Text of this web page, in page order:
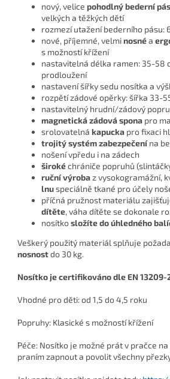
nový, velice pohodlný bederní pás
velkých a těžkých dětí
rozmezí utažení bederního pásu:
nové, příjemné, velminosnéa
s možností křížení
nastavitelná délka ramen: 35-58
prodloužení
nastavení šířky sedu nosítka a
rozpětí zádové opěrky: šířka 33-
nastavitelný hrudní/zádový
magnetická zádová spona pro
srolovatelná kapucka pro fixaci
trojitý systém zabezpečení na
nošení vpředu i na zádech
širokéchrániče popruhů
ruční výrobaz vysokogramážní,
lnuspeciálně tkané pro účely
příčná pružnost materiálu
dítěte, váha dítěte se dokonale
nosítkosložíte do úhledného
Veškerý použitý materiál splňuje
nosnostdo 30 kg.
Nosítko je certifikováno dle EN 13209-
Vhodné pro děti: od 1,5 do 4,5 roku
Popruhy: Klasické s možností křížení
Péče: Nosítko je možné prát v pračce
praním zapnout a povolit všechny